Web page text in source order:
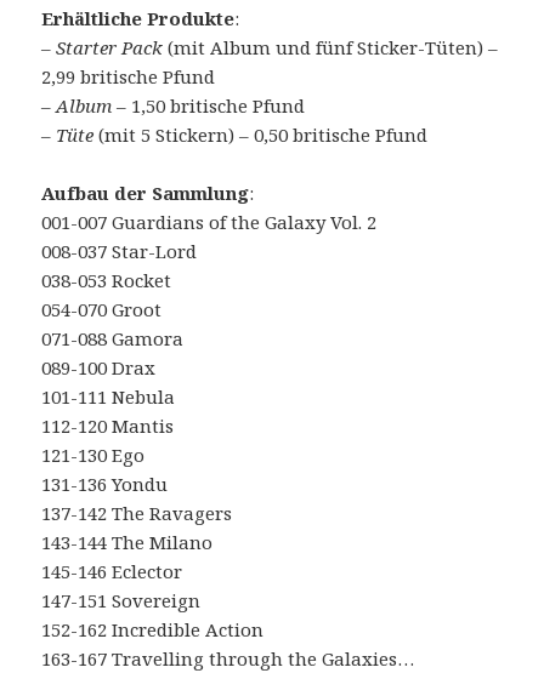
Erhältliche Produkte:
– Starter Pack (mit Album und fünf Sticker-Tüten) –
2,99 britische Pfund
– Album – 1,50 britische Pfund
– Tüte (mit 5 Stickern) – 0,50 britische Pfund
Aufbau der Sammlung:
001-007 Guardians of the Galaxy Vol. 2
008-037 Star-Lord
038-053 Rocket
054-070 Groot
071-088 Gamora
089-100 Drax
101-111 Nebula
112-120 Mantis
121-130 Ego
131-136 Yondu
137-142 The Ravagers
143-144 The Milano
145-146 Eclector
147-151 Sovereign
152-162 Incredible Action
163-167 Travelling through the Galaxies…